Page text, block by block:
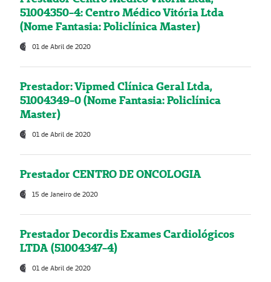
51004350-4: Centro Médico Vitória Ltda
(Nome Fantasia: Policlínica Master)
01 de Abril de 2020
Prestador: Vipmed Clínica Geral Ltda,
51004349-0 (Nome Fantasia: Policlínica
Master)
01 de Abril de 2020
Prestador CENTRO DE ONCOLOGIA
15 de Janeiro de 2020
Prestador Decordis Exames Cardiológicos
LTDA (51004347-4)
01 de Abril de 2020